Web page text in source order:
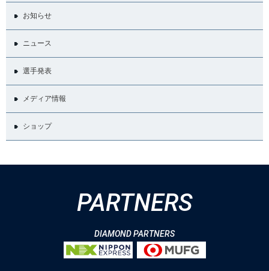
お知らせ
ニュース
選手発表
メディア情報
ショップ
PARTNERS
DIAMOND PARTNERS